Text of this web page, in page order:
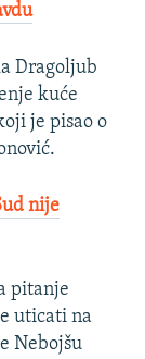
Dragoljub
kuće
je pisao o
nije
pitanje
uticati na
Nebojšu